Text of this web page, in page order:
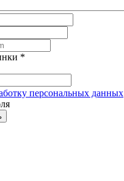
*
персональных данных